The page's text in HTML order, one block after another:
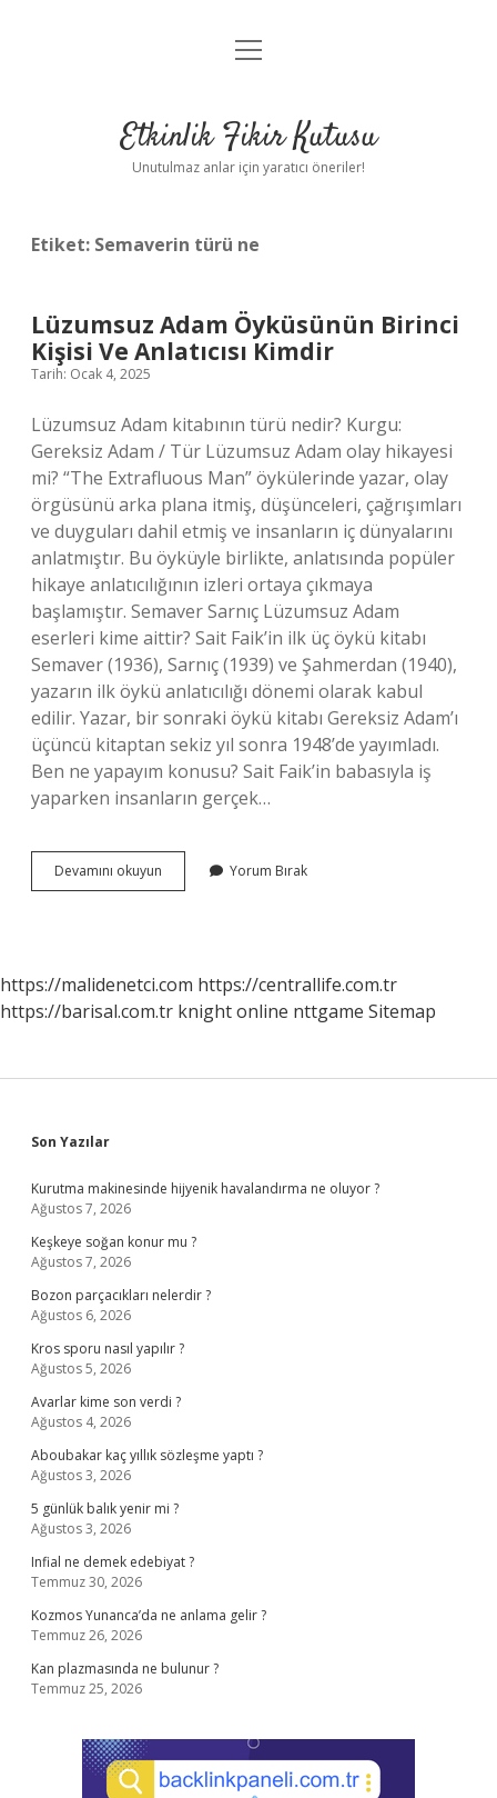
Anasayfa
Yasal Uyarı
menüyü
Etkinlik Fikir Kutusu
Unutulmaz anlar için yaratıcı öneriler!
Etiket: Semaverin türü ne
Lüzumsuz Adam Öyküsünün Birinci
Kişisi Ve Anlatıcısı Kimdir
Tarih: Ocak 4, 2025
Lüzumsuz Adam kitabının türü nedir? Kurgu:
Gereksiz Adam / Tür Lüzumsuz Adam olay hikayesi
mi? “The Extrafluous Man” öykülerinde yazar, olay
örgüsünü arka plana itmiş, düşünceleri, çağrışımları
ve duyguları dahil etmiş ve insanların iç dünyalarını
anlatmıştır. Bu öyküyle birlikte, anlatısında popüler
hikaye anlatıcılığının izleri ortaya çıkmaya
başlamıştır. Semaver Sarnıç Lüzumsuz Adam
eserleri kime aittir? Sait Faik’in ilk üç öykü kitabı
Semaver (1936), Sarnıç (1939) ve Şahmerdan (1940),
yazarın ilk öykü anlatıcılığı dönemi olarak kabul
edilir. Yazar, bir sonraki öykü kitabı Gereksiz Adam’ı
üçüncü kitaptan sekiz yıl sonra 1948’de yayımladı.
Ben ne yapayım konusu? Sait Faik’in babasıyla iş
yaparken insanların gerçek…
Devamını okuyun Lüzumsuz
Adam
Anlatıcısı
Kimdir
Yorum Bırak
https://malidenetci.com https://centrallife.com.tr
https://barisal.com.tr knight online nttgame Sitemap
Sidebar
Son Yazılar
Kurutma makinesinde hijyenik havalandırma ne oluyor ?
Ağustos 7, 2026
Keşkeye soğan konur mu ?
Ağustos 7, 2026
Bozon parçacıkları nelerdir ?
Ağustos 6, 2026
Kros sporu nasıl yapılır ?
Ağustos 5, 2026
Avarlar kime son verdi ?
Ağustos 4, 2026
Aboubakar kaç yıllık sözleşme yaptı ?
Ağustos 3, 2026
5 günlük balık yenir mi ?
Ağustos 3, 2026
Infial ne demek edebiyat ?
Temmuz 30, 2026
Kozmos Yunanca’da ne anlama gelir ?
Temmuz 26, 2026
Kan plazmasında ne bulunur ?
Temmuz 25, 2026